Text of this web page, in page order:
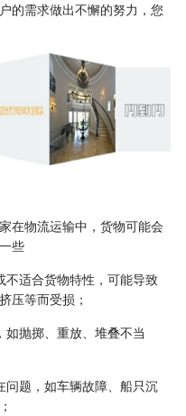
的需求做出不懈的努力，您
在物流运输中，货物可能会
些
不适合货物特性，可能导致
压等而受损；
抛掷、重放、堆叠不当
问题，如车辆故障、船只沉